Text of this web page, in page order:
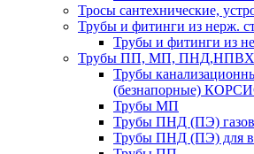
Тросы сантехнические,
Трубы и фитинги из нерж.
Трубы и фитинги из
Трубы ПП, МП, ПНД,НПВХ
Трубы
(безнапорные)
Трубы МП
Трубы ПНД (ПЭ)
Трубы ПНД (ПЭ) для